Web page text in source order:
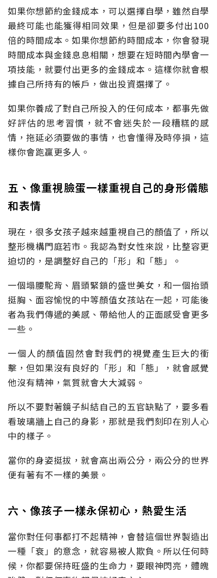
如果你想節約金錢成本，可以選擇自學，雖然自學
最終可能也能獲得相同效果，但是卻要多付出100
倍的時間成本。如果你想節約時間成本，你會發現
時間成本與金錢息息相關，想要在短時間內學會一
項技能，就要付出更多的金錢成本。這樣你就會根
據自己所持有的帳戶，做出投資選擇了。
如果你養成了對自己所投入的任何成本，都事先做
好評估的思考習慣，就不會迷失於一段糟糕的感
情，拖延必須要做的事情，也會懂得及時停損，這
樣你會跑贏更多人。
五、像重視臉蛋一樣重視自己的身形儀態
和表情
現在，很多女孩子越來越重視自己的顏值了，所以
整形機構門庭若市。我認為對女性來說，比整容更
迫切的，是調整好自己的「形」和「態」。
一個塌腰駝背、眉頭緊鎖的盛世美女，和一個抬頭
挺胸、面容愉悅的中等顏值女孩站在一起，可能後
者為我們傳遞的美感、帶給他人的正面感受會更多
一些。
一個人的顏值固然會對我們的視覺產生巨大的衝
擊，但如果沒有良好的「形」和「態」，就會感覺
他沒有精神，氣質就會大大減弱。
所以不要對著鏡子糾結自己的五官缺點了，要多看
看玻璃牆上自己的身影，那就是我們刻印在別人心
中的樣子。
當你的身姿挺拔，就會高出兩公分，兩公分的世界
便有著有不一樣的美景。
六、像孩子一樣永保初心，熱愛生活
當你對任何事都打不起精神，會替這個世界製造出
一種「衰」的意念，就容易被人欺負。所以任何時
候，你都要保持旺盛的生命力，要眼神閃亮，體魄